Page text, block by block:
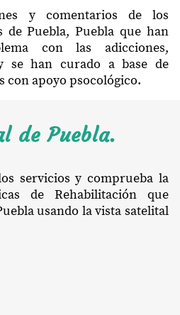
y comentarios de los
de Puebla, Puebla que han
con las adicciones,
se han curado a base de
con apoyo psocológico.
de Puebla.
servicios y comprueba la
de Rehabilitación que
usando la vista satelital